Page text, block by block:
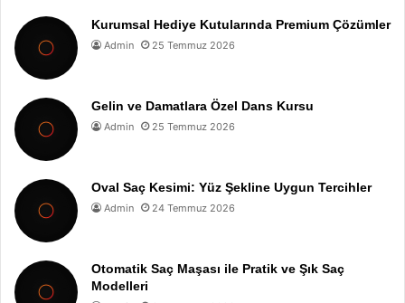
Kurumsal Hediye Kutularında Premium Çözümler
Admin 25 Temmuz 2026
Gelin ve Damatlara Özel Dans Kursu
Admin 25 Temmuz 2026
Oval Saç Kesimi: Yüz Şekline Uygun Tercihler
Admin 24 Temmuz 2026
Otomatik Saç Maşası ile Pratik ve Şık Saç
Modelleri